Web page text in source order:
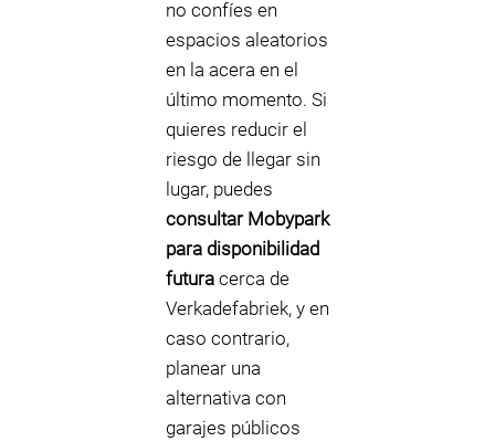
no confíes en
espacios aleatorios
en la acera en el
último momento. Si
quieres reducir el
riesgo de llegar sin
lugar, puedes
consultar Mobypark
para disponibilidad
futura cerca de
Verkadefabriek, y en
caso contrario,
planear una
alternativa con
garajes públicos